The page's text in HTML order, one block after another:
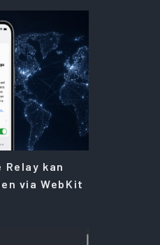
kan
via WebKit